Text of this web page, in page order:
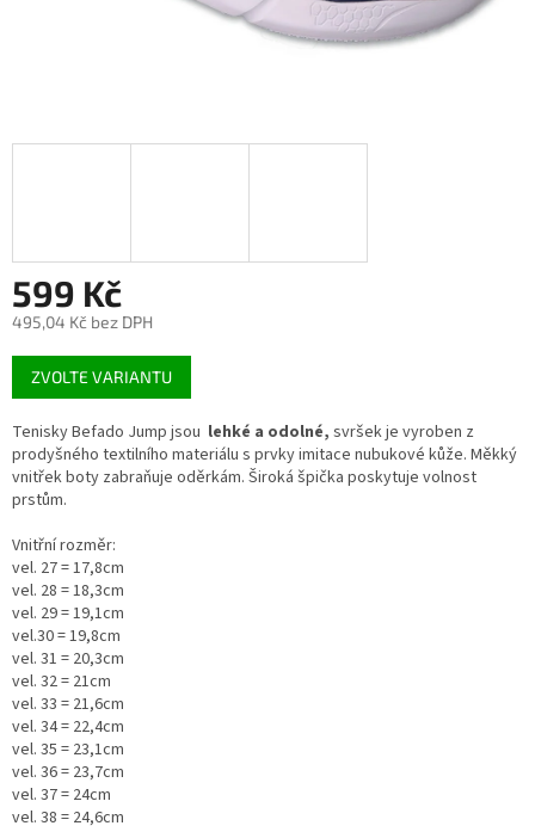
599 Kč
495,04 Kč bez DPH
Měrná
cena:
ZVOLTE VARIANTU
Tenisky Befado Jump jsou lehké a odolné, svršek je vyroben z
prodyšného textilního materiálu s prvky imitace nubukové kůže. Měkký
vnitřek boty zabraňuje oděrkám. Široká špička poskytuje volnost
prstům.
Vnitřní rozměr:
vel. 27 = 17,8cm
vel. 28 = 18,3cm
vel. 29 = 19,1cm
vel.30 = 19,8cm
vel. 31 = 20,3cm
vel. 32 = 21cm
vel. 33 = 21,6cm
vel. 34 = 22,4cm
vel. 35 = 23,1cm
vel. 36 = 23,7cm
vel. 37 = 24cm
vel. 38 = 24,6cm